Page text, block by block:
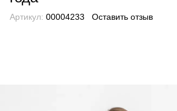
Артикул: 00004233 Оставить отзыв